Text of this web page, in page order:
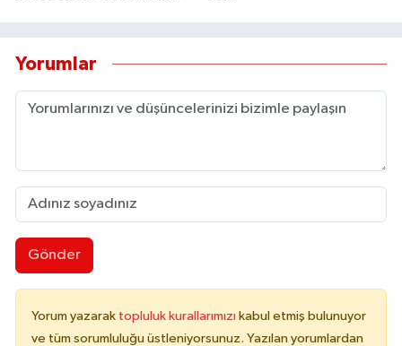
Yorumlar
Gönder
Yorum yazarak topluluk kurallarımızı kabul etmiş bulunuyor
ve tüm sorumluluğu üstleniyorsunuz. Yazılan yorumlardan